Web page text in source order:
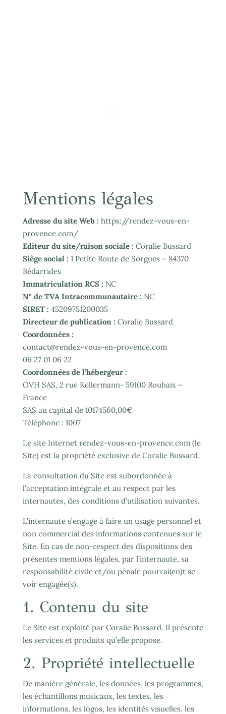
Mentions légales
Adresse du site Web : https://rendez-vous-en-
provence.com/
Editeur du site/raison sociale : Coralie Bussard
Siège social : 1 Petite Route de Sorgues – 84370
Bédarrides
Immatriculation RCS : NC
N° de TVA Intracommunautaire : NC
SIRET : 45209751200035
Directeur de publication : Coralie Bussard
Coordonnées :
contact@rendez-vous-en-provence.com
06 27 01 06 22
Coordonnées de l’hébergeur :
OVH SAS, 2 rue Kellermann- 59100 Roubaix –
France
SAS au capital de 10174560,00€
Téléphone : 1007
Le site Internet rendez-vous-en-provence.com (le
Site) est la propriété exclusive de Coralie Bussard.
La consultation du Site est subordonnée à
l’acceptation intégrale et au respect par les
internautes, des conditions d’utilisation suivantes.
L’internaute s’engage à faire un usage personnel et
non commercial des informations contenues sur le
Site. En cas de non-respect des dispositions des
présentes mentions légales, par l’internaute, sa
responsabilité civile et/ou pénale pourrai(en)t se
voir engagée(s).
1. Contenu du site
Le Site est exploité par Coralie Bussard. Il présente
les services et produits qu’elle propose.
2. Propriété intellectuelle
De manière générale, les données, les programmes,
les échantillons musicaux, les textes, les
informations, les logos, les identités visuelles, les